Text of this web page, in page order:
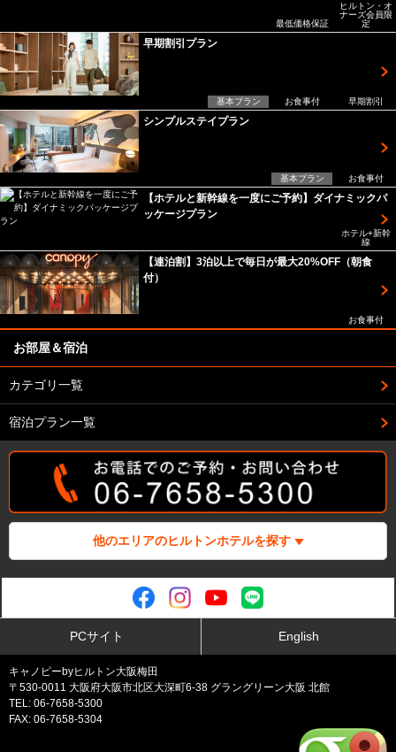
最低価格保証
ヒルトン・オ
ナーズ会員限
定
早期割引プラン
基本プラン お食事付 早期割引
シンプルステイプラン
基本プラン お食事付
【ホテルと新幹線を一度にご予約】ダイナミックパ
ッケージプラン
ホテル+新幹
線
【連泊割】3泊以上で毎日が最大20%OFF（朝食
付）
お食事付
お部屋＆宿泊
カテゴリ一覧
宿泊プラン一覧
他のエリアのヒルトンホテルを探す
PCサイト English
キャノピーbyヒルトン大阪梅田
〒530-0011 大阪府大阪市北区大深町6-38 グラングリーン大阪 北館
TEL: 06-7658-5300
FAX: 06-7658-5304